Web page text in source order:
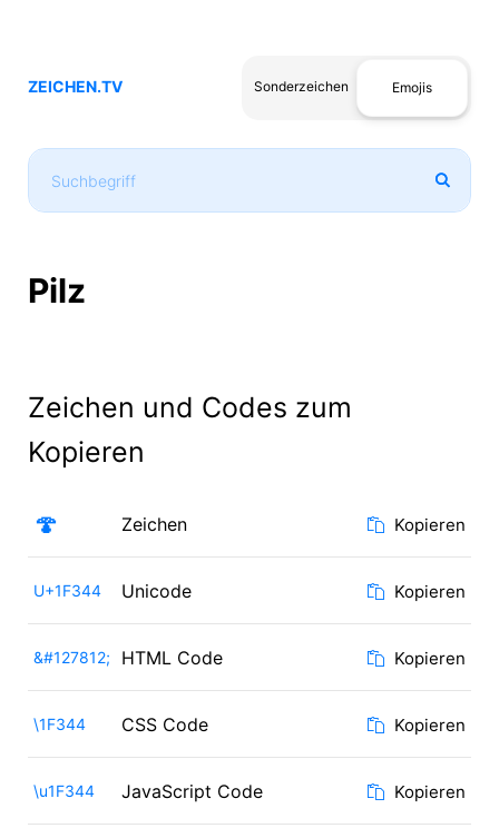
ZEICHEN.TV Sonderzeichen Emojis
Pilz
Zeichen und Codes zum
Kopieren
🍄 Zeichen Kopieren
U+1F344 Unicode Kopieren
&#127812; HTML Code Kopieren
\1F344 CSS Code Kopieren
\u1F344 JavaScript Code Kopieren